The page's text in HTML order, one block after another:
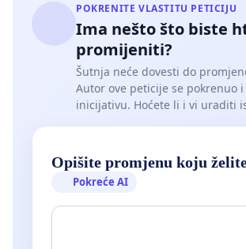
POKRENITE VLASTITU PETICIJU
Ima nešto što biste
promijeniti?
Šutnja neće dovesti do
Autor ove peticije se pokrenuo
inicijativu. Hoćete li i vi uraditi
Opišite promjenu koju
Pokreće AI